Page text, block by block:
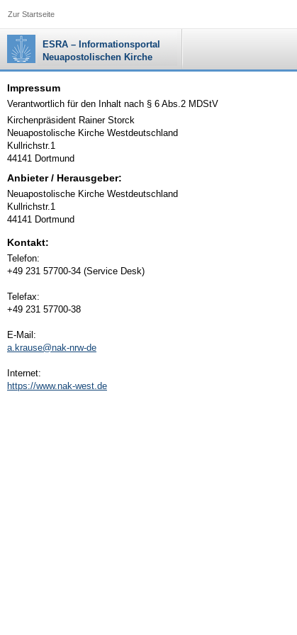
Zur Startseite
ESRA – Informationsportal
Neuapostolischen Kirche
Impressum
Verantwortlich für den Inhalt nach § 6 Abs.2 MDStV
Kirchenpräsident Rainer Storck
Neuapostolische Kirche Westdeutschland
Kullrichstr.1
44141 Dortmund
Anbieter / Herausgeber:
Neuapostolische Kirche Westdeutschland
Kullrichstr.1
44141 Dortmund
Kontakt:
Telefon:
+49 231 57700-34 (Service Desk)
Telefax:
+49 231 57700-38
E-Mail:
a.krause@nak-nrw-de
Internet:
https://www.nak-west.de